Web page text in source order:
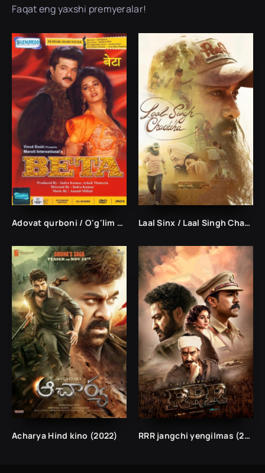
Faqat eng yaxshi premyeralar!
Adovat qurboni / O'g'lim / Hind kino Uzbek tilida 1992 Laal Sinx / Laal Singh Chaddha (2022) Uzbek Tilida
Acharya Hind kino (2022) RRR jangchi yengilmas (2022) uzbek tilida hind kino